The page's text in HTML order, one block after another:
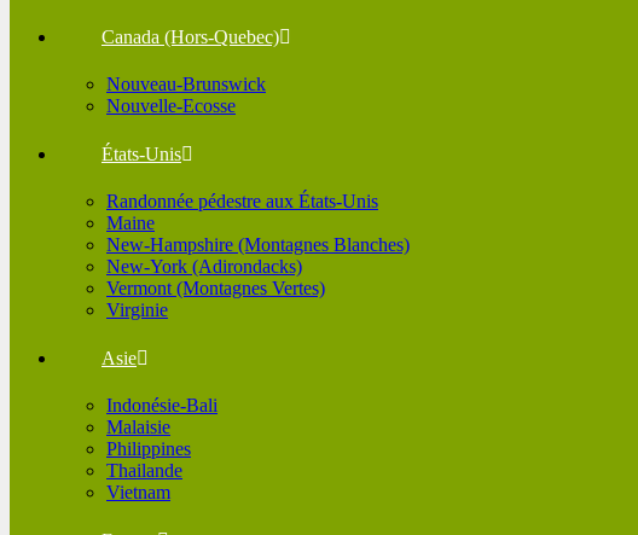
Canada (Hors-Quebec)
Nouveau-Brunswick
Nouvelle-Ecosse
États-Unis
Randonnée pédestre aux États-Unis
Maine
New-Hampshire (Montagnes Blanches)
New-York (Adirondacks)
Vermont (Montagnes Vertes)
Virginie
Asie
Indonésie-Bali
Malaisie
Philippines
Thailande
Vietnam